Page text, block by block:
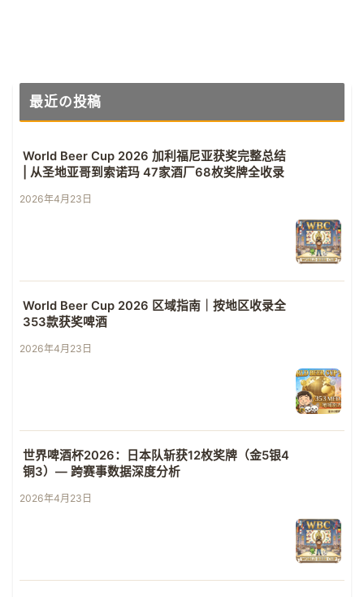
最近の投稿
World Beer Cup 2026 加利福尼亚获奖完整总结
| 从圣地亚哥到索诺玛 47家酒厂68枚奖牌全收录
2026年4月23日
World Beer Cup 2026 区域指南｜按地区收录全
353款获奖啤酒
2026年4月23日
世界啤酒杯2026：日本队斩获12枚奖牌（金5银4
铜3）— 跨赛事数据深度分析
2026年4月23日